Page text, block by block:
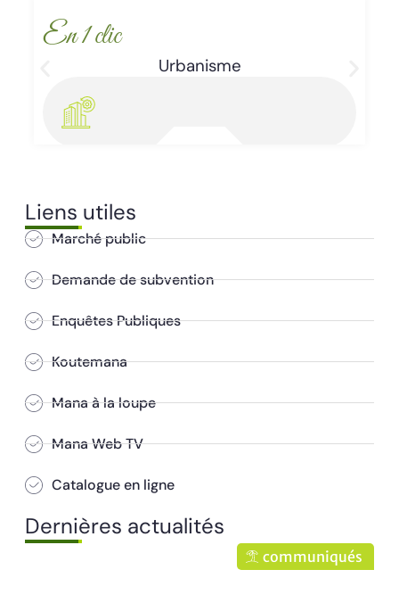
En 1 clic
Urbanisme
Liens utiles
Marché public
Demande de subvention
Enquêtes Publiques
Koutemana
Mana à la loupe
Mana Web TV
Catalogue en ligne
Dernières actualités
communiqués